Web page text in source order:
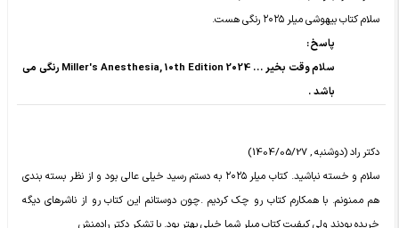
سلام کتاب بیهوشی میلر ۲۰۲۵ رنگی هست.
پاسخ :
سلام وقت بخیر ... Miller's Anesthesia, 10th Edition 2024 رنگی می
باشد .
دکتر راد (دوشنبه , 1404/05/27)
سلام و خسته نباشید. کتاب میلر ۲۰۲۵ به دستم رسید خیلی عالی بود و از نظر بسته بندی
هم ممنونم. با همکارم کتاب رو چک کردیم .چون دوستانم این کتاب رو از ناشرهای دیگه
خریده بودند ولی کیفیت کتاب میلر شما خیلی بهتر بود. با تشکر دکتر رادمنش